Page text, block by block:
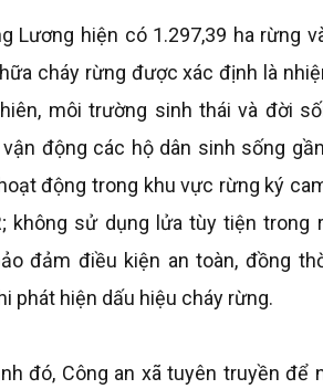
Lương hiện có 1.297,39 ha rừng
cháy rừng được xác định là
môi trường sinh thái và đời
vận động các hộ dân sinh sống
động trong khu vực rừng ký
không sử dụng lửa tùy tiện
đảm điều kiện an toàn, đồng
phát hiện dấu hiệu cháy rừng.
đó, Công an xã tuyên truyền